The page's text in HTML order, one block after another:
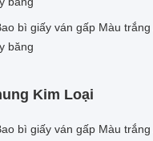
bì giấy ván gấp Màu
băng
Kim Loại
bì giấy ván gấp Màu